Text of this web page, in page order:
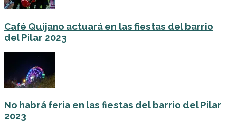
Café Quijano actuará en las fiestas del barrio
del Pilar 2023
No habrá feria en las fiestas del barrio del Pilar
2023